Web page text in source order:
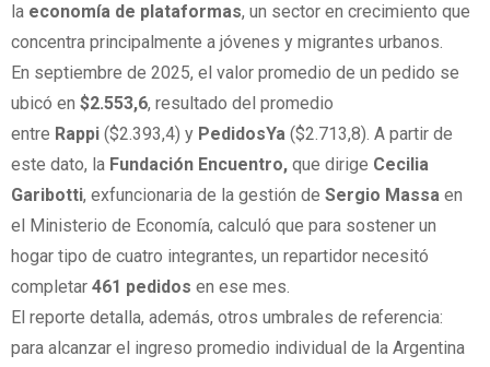
la economía de plataformas, un sector en crecimiento que
concentra principalmente a jóvenes y migrantes urbanos.
En septiembre de 2025, el valor promedio de un pedido se
ubicó en $2.553,6, resultado del promedio
entre Rappi ($2.393,4) y PedidosYa ($2.713,8). A partir de
este dato, la Fundación Encuentro, que dirige Cecilia
Garibotti, exfuncionaria de la gestión de Sergio Massa en
el Ministerio de Economía, calculó que para sostener un
hogar tipo de cuatro integrantes, un repartidor necesitó
completar 461 pedidos en ese mes.
El reporte detalla, además, otros umbrales de referencia:
para alcanzar el ingreso promedio individual de la Argentina